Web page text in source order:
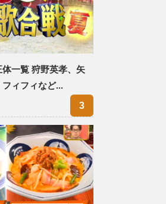
一覧 狩野英孝、矢
ィフィなど...